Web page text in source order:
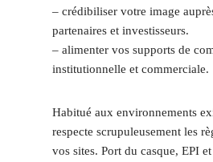
– crédibiliser votre image
partenaires et investisseurs.
– alimenter vos supports de
institutionnelle et commerciale.
Habitué aux environnements
respecte scrupuleusement les
vos sites. Port du casque, EPI